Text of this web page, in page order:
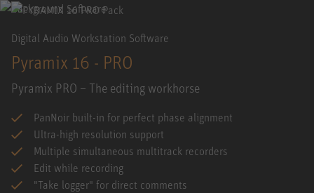
Digital Audio Workstation Software
Pyramix 16 - PRO
Pyramix PRO – The editing workhorse
PanNoir built-in for perfect phase alignment
Ultra-high resolution support
Multiple simultaneous multitrack recorders
Edit while recording
"Take logger" for direct comments